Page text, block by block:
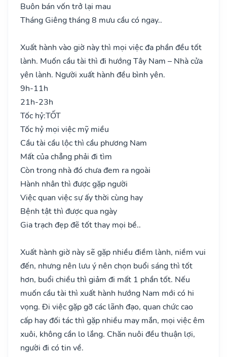
Buôn bán vốn trở lại mau
Tháng Giêng tháng 8 mưu cầu có ngay..
Xuất hành vào giờ này thì mọi việc đa phần đều tốt
lành. Muốn cầu tài thì đi hướng Tây Nam – Nhà cửa
yên lành. Người xuất hành đều bình yên.
9h-11h
21h-23h
Tốc hỷ:TỐT
Tốc hỷ mọi việc mỹ miều
Cầu tài cầu lộc thì cầu phương Nam
Mất của chẳng phải đi tìm
Còn trong nhà đó chưa đem ra ngoài
Hành nhân thì được gặp người
Việc quan việc sự ấy thời cùng hay
Bệnh tật thì được qua ngày
Gia trạch đẹp đẽ tốt thay mọi bề..
Xuất hành giờ này sẽ gặp nhiều điềm lành, niềm vui
đến, nhưng nên lưu ý nên chọn buổi sáng thì tốt
hơn, buổi chiều thì giảm đi mất 1 phần tốt. Nếu
muốn cầu tài thì xuất hành hướng Nam mới có hi
vọng. Đi việc gặp gỡ các lãnh đạo, quan chức cao
cấp hay đối tác thì gặp nhiều may mắn, mọi việc êm
xuôi, không cần lo lắng. Chăn nuôi đều thuận lợi,
người đi có tin về.